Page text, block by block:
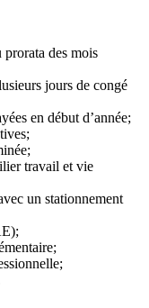
prorata des mois
jours de congé
en début d’année;
travail et vie
un stationnement